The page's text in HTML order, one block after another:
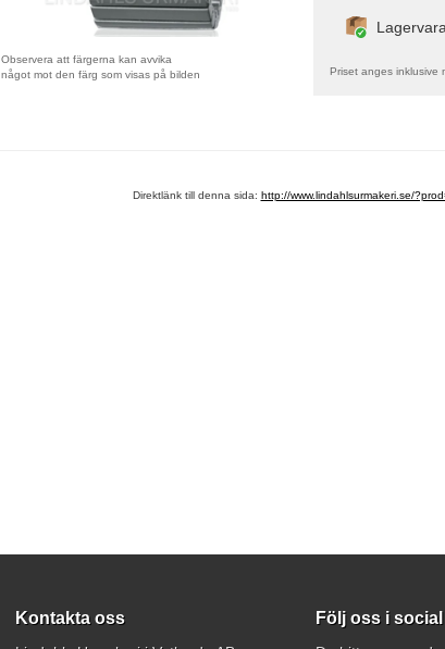
Observera att färgerna kan avvika
något mot den färg som visas på bilden
Priset anges inklusive
Direktlänk till denna sida: http://www.lindahlsurmakeri.se/
Kontakta oss Följ oss i